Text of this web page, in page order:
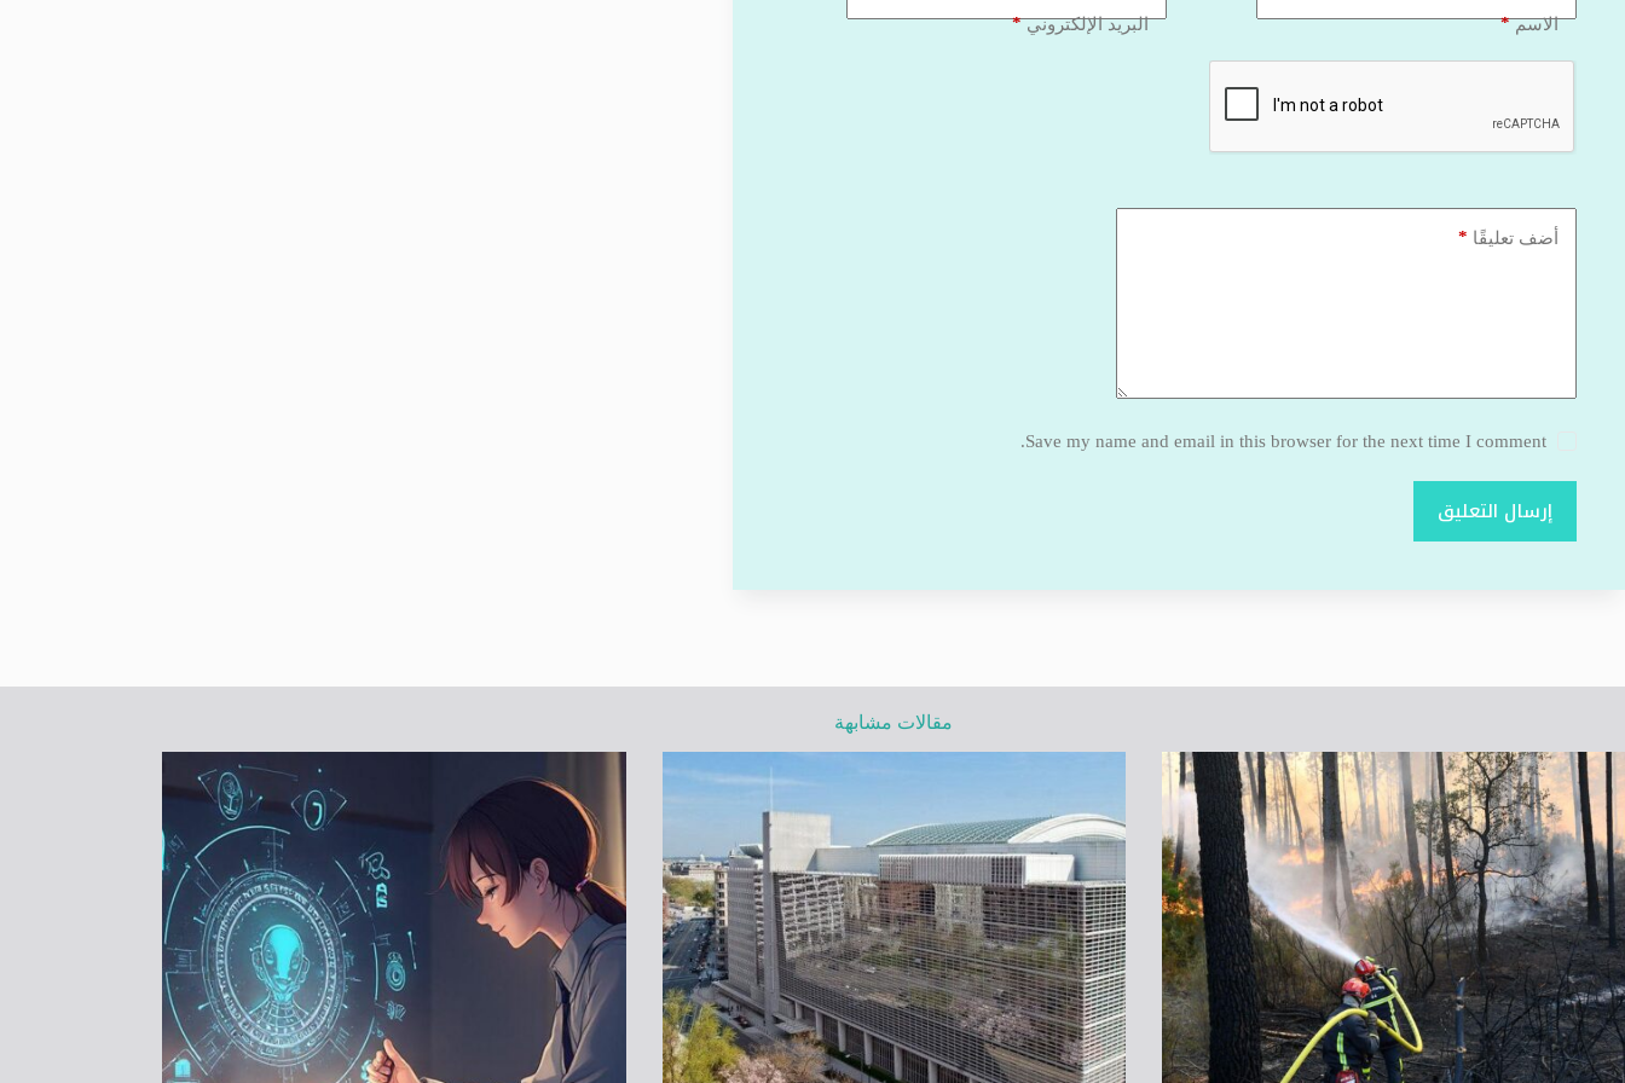
الاسم* البريد الإلكتروني*
أضف تعليقًا *
Save my name and email in this browser for the next time I comment.
إرسال التعليق
مقالات مشابهة